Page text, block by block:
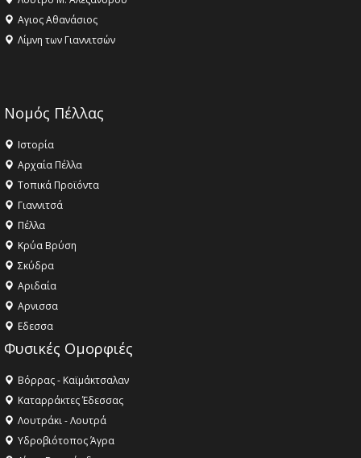
Αγιος Αθανάσιος
Λίμνη των Γιαννιτσών
Νομός Πέλλας
Ιστορία
Αρχαία Πέλλα
Τοπικά Προϊόντα
Γιαννιτσά
Πέλλα
Κρύα Βρύση
Σκύδρα
Αριδαία
Aρνισσα
Eδεσσα
Φυσικές Ομορφιές
Βόρρας - Καϊμάκτσαλαν
Καταρράκτες Έδεσσας
Λουτράκι - Λουτρά
Υδροβιότοπος Άγρα